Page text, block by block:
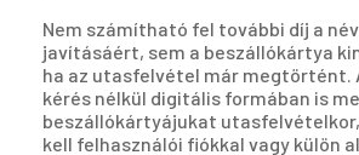
Nem számítható fel további díj a
javításáért, sem a beszállókártya
ha az utasfelvétel már megtörtént.
kérés nélkül digitális formában is
beszállókártyájukat utasfelvételkor,
kell felhasználói fiókkal vagy külön